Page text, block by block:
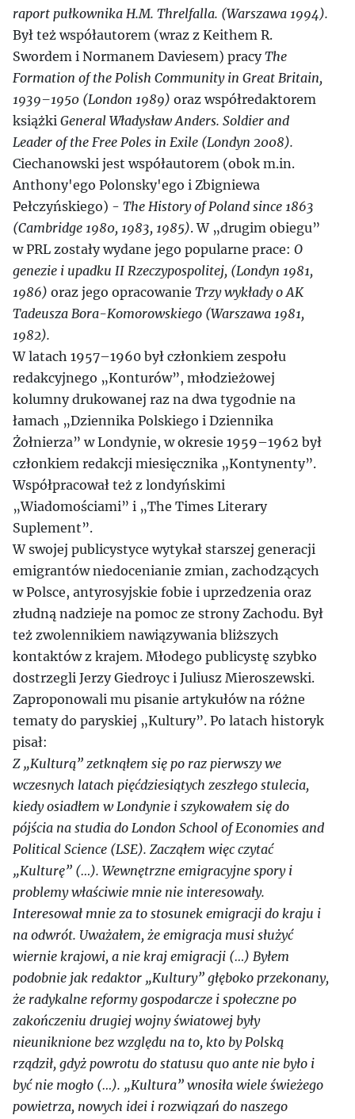
raport pułkownika H.M. Threlfalla. (Warszawa 1994).
Był też współautorem (wraz z Keithem R.
Swordem i Normanem Daviesem) pracyThe
Formation of the Polish Community in Great Britain,
1939–1950 (London 1989) oraz współredaktorem
książki General Władysław Anders. Soldier and
Leader of the Free Poles in Exile (Londyn 2008).
Ciechanowski jest współautorem (obok m.in.
Anthony'ego Polonsky'ego i Zbigniewa
Pełczyńskiego) - The History of Poland since 1863
(Cambridge 1980, 1983, 1985). W „drugim obiegu”
w PRL zostały wydane jego popularne prace: O
genezie i upadku II Rzeczypospolitej, (Londyn 1981,
1986) oraz jego opracowanie Trzy wykłady o AK
Tadeusza Bora-Komorowskiego (Warszawa 1981,
1982).
W latach 1957–1960 był członkiem zespołu
redakcyjnego „Konturów”, młodzieżowej
kolumny drukowanej raz na dwa tygodnie na
łamach „Dziennika Polskiego i Dziennika
Żołnierza” w Londynie, w okresie 1959–1962 był
członkiem redakcji miesięcznika „Kontynenty”.
Współpracował też z londyńskimi
„Wiadomościami” i „The Times Literary
Suplement”.
W swojej publicystyce wytykał starszej generacji
emigrantów niedocenianie zmian, zachodzących
w Polsce, antyrosyjskie fobie i uprzedzenia oraz
złudną nadzieje na pomoc ze strony Zachodu. Był
też zwolennikiem nawiązywania bliższych
kontaktów z krajem. Młodego publicystę szybko
dostrzegli Jerzy Giedroyc i Juliusz Mieroszewski.
Zaproponowali mu pisanie artykułów na różne
tematy do paryskiej „Kultury”. Po latach historyk
pisał:
Z „Kulturą” zetknąłem się po raz pierwszy we
wczesnych latach pięćdziesiątych zeszłego stulecia,
kiedy osiadłem w Londynie i szykowałem się do
pójścia na studia do London School of Economies and
Political Science (LSE). Zacząłem więc czytać
„Kulturę” (…). Wewnętrzne emigracyjne spory i
problemy właściwie mnie nie interesowały.
Interesował mnie za to stosunek emigracji do kraju i
na odwrót. Uważałem, że emigracja musi służyć
wiernie krajowi, a nie kraj emigracji (…) Byłem
podobnie jak redaktor „Kultury” głęboko przekonany,
że radykalne reformy gospodarcze i społeczne po
zakończeniu drugiej wojny światowej były
nieuniknione bez względu na to, kto by Polską
rządził, gdyż powrotu do statusu quo ante nie było i
być nie mogło (…). „Kultura” wnosiła wiele świeżego
powietrza, nowych idei i rozwiązań do naszego